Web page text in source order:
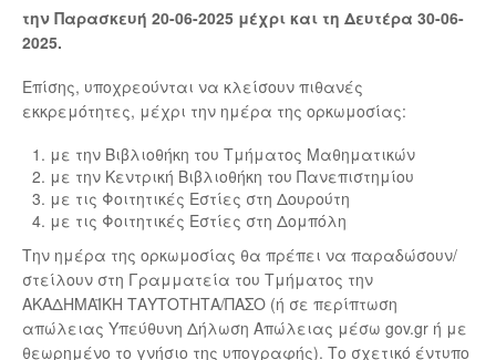
την Παρασκευή 20-06-2025 μέχρι και τη Δευτέρα 30-06-
2025.
Επίσης, υποχρεούνται να κλείσουν πιθανές
εκκρεμότητες, μέχρι την ημέρα της ορκωμοσίας:
με την Βιβλιοθήκη του Τμήματος Μαθηματικών
με την Κεντρική Βιβλιοθήκη του Πανεπιστημίου
με τις Φοιτητικές Εστίες στη Δουρούτη
με τις Φοιτητικές Εστίες στη Δομπόλη
Την ημέρα της ορκωμοσίας θα πρέπει να παραδώσουν/
στείλουν στη Γραμματεία του Τμήματος την
ΑΚΑΔΗΜΑΪΚΗ ΤΑΥΤΟΤΗΤΑ/ΠΑΣΟ (ή σε περίπτωση
απώλειας Υπεύθυνη Δήλωση Απώλειας μέσω gov.gr ή με
θεωρημένο το γνήσιο της υπογραφής). Το σχετικό έντυπο